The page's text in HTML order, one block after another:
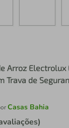
Arroz Electrolux
Trava de
Casas Bahia